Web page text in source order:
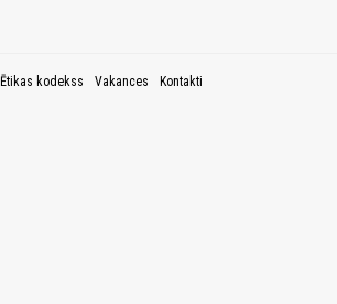
Ētikas kodekss Vakances Kontakti